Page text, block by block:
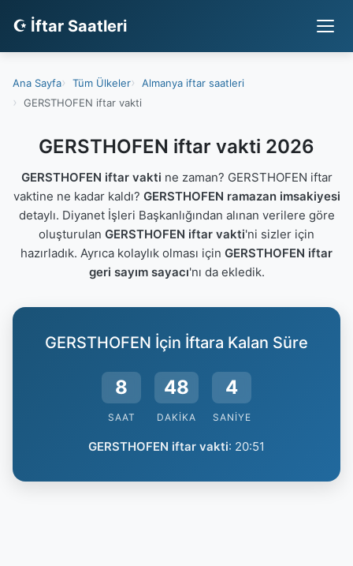
☪ İftar Saatleri
Ana Sayfa Tüm Ülkeler
Almanya iftar saatleri
GERSTHOFEN iftar vakti
GERSTHOFEN iftar vakti 2026
GERSTHOFEN iftar vakti ne zaman? GERSTHOFEN iftar
vaktine ne kadar kaldı? GERSTHOFEN ramazan imsakiyesi
detaylı. Diyanet İşleri Başkanlığından alınan verilere göre
oluşturulan GERSTHOFEN iftar vakti'ni sizler için
hazırladık. Ayrıca kolaylık olması için GERSTHOFEN iftar
geri sayım sayacı'nı da ekledik.
GERSTHOFEN İçin İftara Kalan Süre
8
SAAT
48
DAKIKA
3
SANIYE
GERSTHOFEN iftar vakti: 20:51